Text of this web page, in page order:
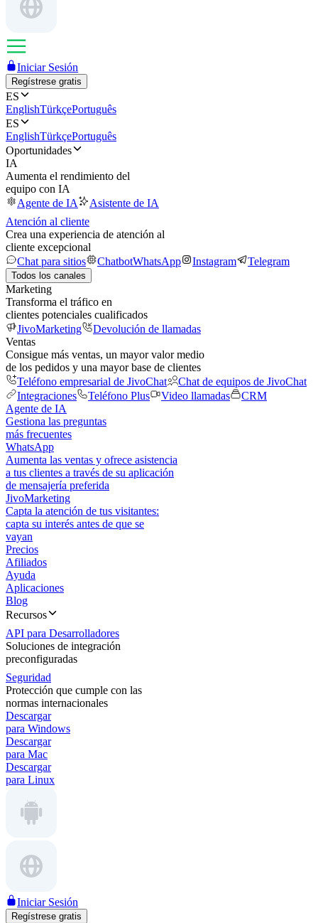
Iniciar Sesión
Regístrese gratis
ES
EnglishTürkçePortuguês
ES
EnglishTürkçePortuguês
Oportunidades
IA
Aumenta el rendimiento del
equipo con IA
Agente de IA
Asistente de IA
Atención al cliente
Crea una experiencia de atención al
cliente excepcional
Chat para sitios
ChatbotWhatsApp Instagram Telegram
Todos los canales
Marketing
Transforma el tráfico en
clientes potenciales cualificados
JivoMarketing
Devolución de llamadas
Ventas
Consigue más ventas, un mayor valor medio
de los pedidos y una mayor base de clientes
Teléfono empresarial de JivoChat
Chat de equipos de JivoChat
Integraciones
Teléfono Plus Video llamadas
CRM
Agente de IA
Gestiona las preguntas
más frecuentes
WhatsApp
Aumenta las ventas y ofrece asistencia
a tus clientes a través de su aplicación
de mensajería preferida
JivoMarketing
Capta la atención de tus visitantes:
capta su interés antes de que se
vayan
Precios
Afiliados
Ayuda
Aplicaciones
Blog
Recursos
API para Desarrolladores
Soluciones de integración
preconfiguradas
Seguridad
Protección que cumple con las
normas internacionales
Descargar
para Windows
Descargar
para Mac
Descargar
para Linux
Iniciar Sesión
Regístrese gratis